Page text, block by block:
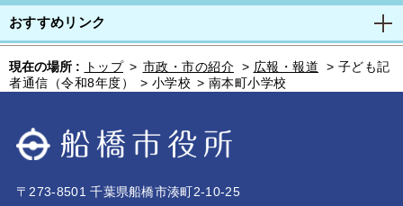
おすすめリンク
現在の場所 : トップ > 市政・市の紹介 > 広報・報道 > 子ども記
者通信（令和8年度）
> 小学校 > 南本町小学校
〒273-8501 千葉県船橋市湊町2-10-25